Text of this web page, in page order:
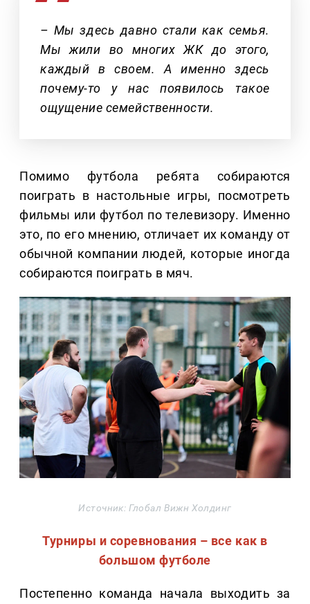
– Мы здесь давно стали как семья.
Мы жили во многих ЖК до этого,
каждый в своем. А именно здесь
почему-то у нас появилось такое
ощущение семейственности.
Помимо футбола ребята собираются
поиграть в настольные игры, посмотреть
фильмы или футбол по телевизору. Именно
это, по его мнению, отличает их команду от
обычной компании людей, которые иногда
собираются поиграть в мяч.
Источник: Глобал Вижн Холдинг
Турниры и соревнования – все как в
большом футболе
Постепенно команда начала выходить за